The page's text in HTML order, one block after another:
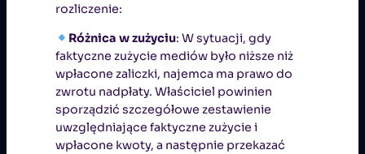
rozliczenie:
Różnica w zużyciu: W sytuacji, gdy
faktyczne zużycie mediów było niższe niż
wpłacone zaliczki, najemca ma prawo do
zwrotu nadpłaty. Właściciel powinien
sporządzić szczegółowe zestawienie
uwzględniające faktyczne zużycie i
wpłacone kwoty, a następnie przekazać